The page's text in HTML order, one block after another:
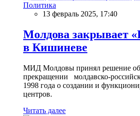
Политика
13 февраль 2025, 17:40
Молдова закрывает
в Кишиневе
МИД Молдовы принял решение об
прекращении молдавско-
1998 года о создании и
центров.
Читать далее